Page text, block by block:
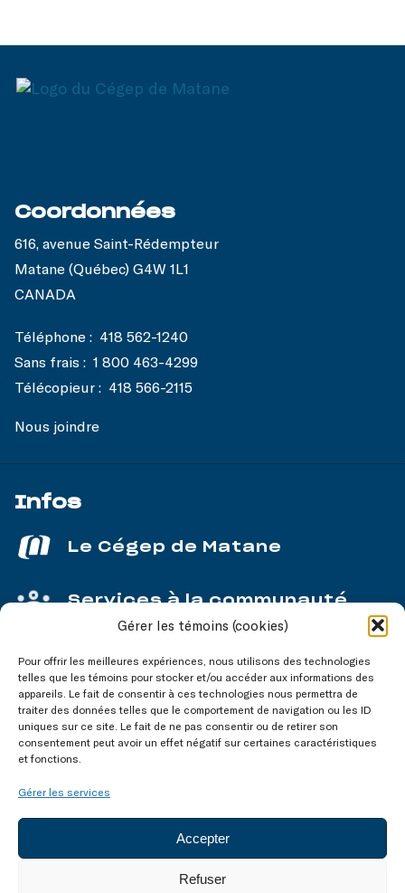
Gérer les témoins (cookies)
Pour offrir les meilleures expériences, nous utilisons des technologies
telles que les témoins pour stocker et/ou accéder aux informations des
appareils. Le fait de consentir à ces technologies nous permettra de
traiter des données telles que le comportement de navigation ou les ID
uniques sur ce site. Le fait de ne pas consentir ou de retirer son
consentement peut avoir un effet négatif sur certaines caractéristiques
et fonctions.
Gérer les services
Accepter
Refuser
Coordonnées
616, avenue Saint-Rédempteur
Matane (Québec) G4W 1L1
CANADA
Téléphone : 418 562-1240
Sans frais : 1 800 463-4299
Télécopieur : 418 566-2115
Nous joindre
Infos
Le Cégep de Matane
Services à la communauté
Service aux entreprises
Nos réseaux